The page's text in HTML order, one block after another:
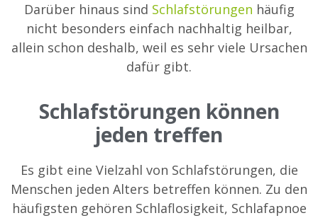
Darüber hinaus sind Schlafstörungen häufig
nicht besonders einfach nachhaltig heilbar,
allein schon deshalb, weil es sehr viele Ursachen
dafür gibt.
Schlafstörungen können
jeden treffen
Es gibt eine Vielzahl von Schlafstörungen, die
Menschen jeden Alters betreffen können. Zu den
häufigsten gehören Schlaflosigkeit, Schlafapnoe